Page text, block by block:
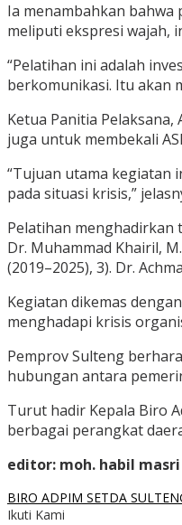
Ia menambahkan
meliputi ekspresi wajah,
“Pelatihan ini adalah
berkomunikasi. Itu akan
Ketua Panitia
juga untuk membekali
“Tujuan utama kegiatan
pada situasi krisis,”
Pelatihan menghadirkan
Dr. Muhammad Khairil,
(2019–2025), 3). Dr.
Kegiatan dikemas
menghadapi krisis
Pemprov Sulteng
hubungan antara
Turut hadir Kepala Biro
berbagai perangkat
editor: moh. habil masri
BIRO ADPIM SETDA
Ikuti Kami